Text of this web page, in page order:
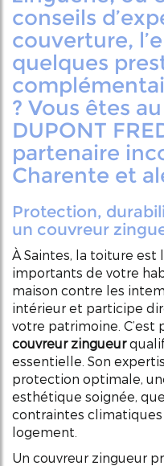
conseils
couverture,
quelques
? Vous êtes
DUPONT
partenaire
Charente et
Protection,
un couvreur
À Saintes, la toiture est
importants de votre
maison contre les
intérieur et participe
votre patrimoine. C’est
couvreur zingueur
essentielle. Son
protection optimale,
esthétique soignée,
contraintes
logement.
Un couvreur zingueur